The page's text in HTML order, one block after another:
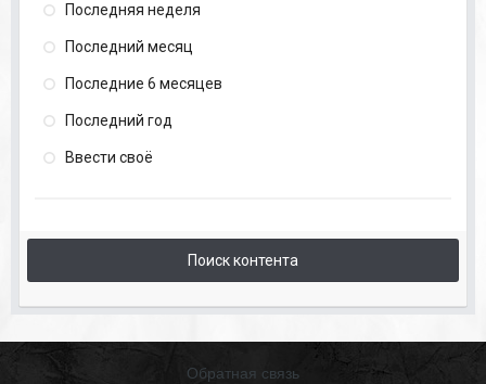
Последняя неделя
Последний месяц
Последние 6 месяцев
Последний год
Ввести своё
Поиск контента
Обратная связь